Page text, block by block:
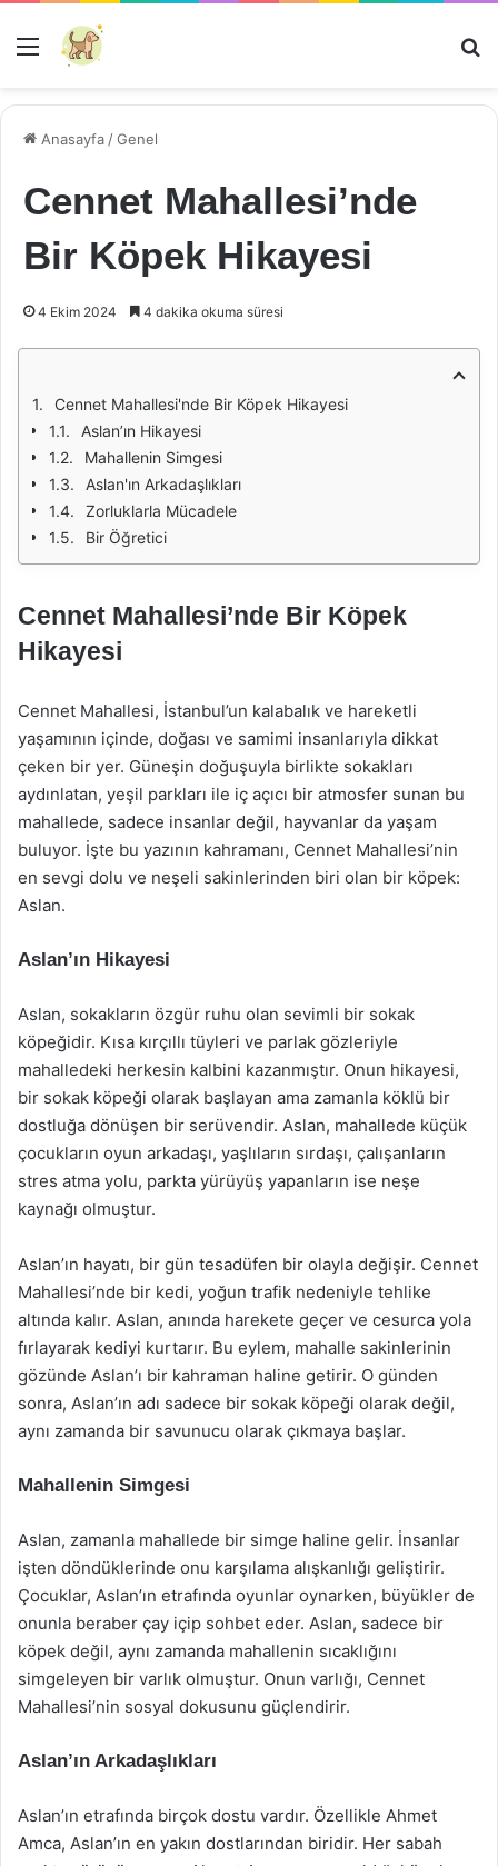
Menü
Anasayfa /Genel
Cennet Mahallesi’nde
Bir Köpek Hikayesi
4 Ekim 2024 4 dakika okuma süresi
Cennet Mahallesi'nde Bir Köpek Hikayesi
Aslan’ın Hikayesi
Mahallenin Simgesi
Aslan'ın Arkadaşlıkları
Zorluklarla Mücadele
Bir Öğretici
Cennet Mahallesi’nde Bir Köpek
Hikayesi
Cennet Mahallesi, İstanbul’un kalabalık ve hareketli
yaşamının içinde, doğası ve samimi insanlarıyla dikkat
çeken bir yer. Güneşin doğuşuyla birlikte sokakları
aydınlatan, yeşil parkları ile iç açıcı bir atmosfer sunan bu
mahallede, sadece insanlar değil, hayvanlar da yaşam
buluyor. İşte bu yazının kahramanı, Cennet Mahallesi’nin
en sevgi dolu ve neşeli sakinlerinden biri olan bir köpek:
Aslan.
Aslan’ın Hikayesi
Aslan, sokakların özgür ruhu olan sevimli bir sokak
köpeğidir. Kısa kırçıllı tüyleri ve parlak gözleriyle
mahalledeki herkesin kalbini kazanmıştır. Onun hikayesi,
bir sokak köpeği olarak başlayan ama zamanla köklü bir
dostluğa dönüşen bir serüvendir. Aslan, mahallede küçük
çocukların oyun arkadaşı, yaşlıların sırdaşı, çalışanların
stres atma yolu, parkta yürüyüş yapanların ise neşe
kaynağı olmuştur.
Aslan’ın hayatı, bir gün tesadüfen bir olayla değişir. Cennet
Mahallesi’nde bir kedi, yoğun trafik nedeniyle tehlike
altında kalır. Aslan, anında harekete geçer ve cesurca yola
fırlayarak kediyi kurtarır. Bu eylem, mahalle sakinlerinin
gözünde Aslan’ı bir kahraman haline getirir. O günden
sonra, Aslan’ın adı sadece bir sokak köpeği olarak değil,
aynı zamanda bir savunucu olarak çıkmaya başlar.
Mahallenin Simgesi
Aslan, zamanla mahallede bir simge haline gelir. İnsanlar
işten döndüklerinde onu karşılama alışkanlığı geliştirir.
Çocuklar, Aslan’ın etrafında oyunlar oynarken, büyükler de
onunla beraber çay içip sohbet eder. Aslan, sadece bir
köpek değil, aynı zamanda mahallenin sıcaklığını
simgeleyen bir varlık olmuştur. Onun varlığı, Cennet
Mahallesi’nin sosyal dokusunu güçlendirir.
Aslan’ın Arkadaşlıkları
Aslan’ın etrafında birçok dostu vardır. Özellikle Ahmet
Amca, Aslan’ın en yakın dostlarından biridir. Her sabah